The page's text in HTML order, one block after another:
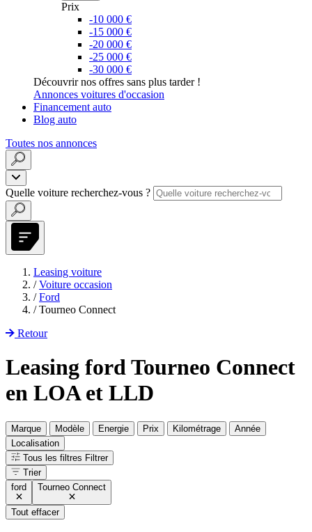
Prix
-10 000 €
-15 000 €
-20 000 €
-25 000 €
-30 000 €
Découvrir nos offres sans plus tarder !
Annonces voitures d'occasion
Financement auto
Blog auto
Toutes nos annonces
Quelle voiture recherchez-vous ?
Leasing voiture
/ Voiture occasion
/ Ford
/ Tourneo Connect
Retour
Leasing ford Tourneo Connect
en LOA et LLD
Marque Modèle Energie Prix Kilométrage
Année
Localisation
Tous les filtres Filtrer
Trier
ford
Tourneo Connect
Tout effacer